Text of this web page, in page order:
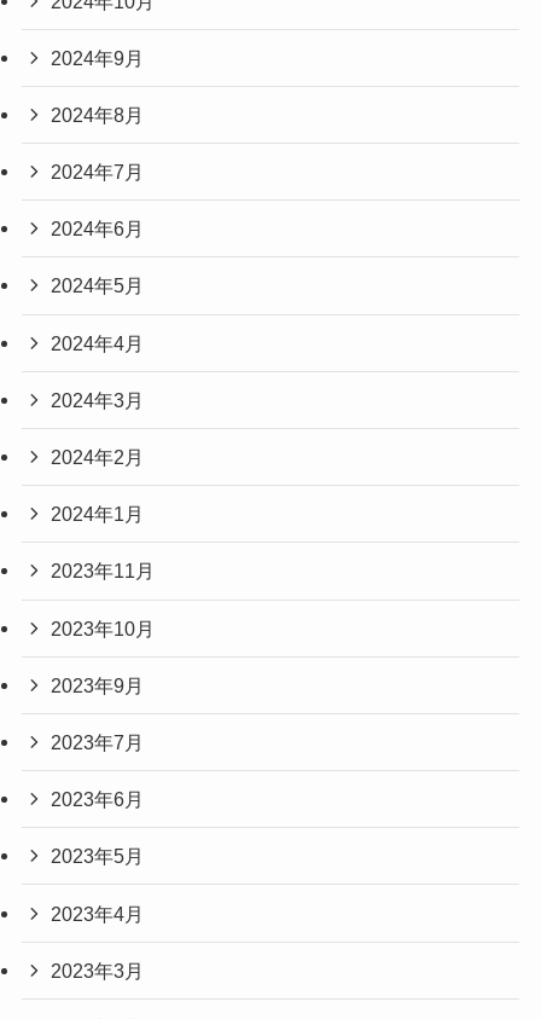
2024年9月
2024年8月
2024年7月
2024年6月
2024年5月
2024年4月
2024年3月
2024年2月
2024年1月
2023年11月
2023年10月
2023年9月
2023年7月
2023年6月
2023年5月
2023年4月
2023年3月